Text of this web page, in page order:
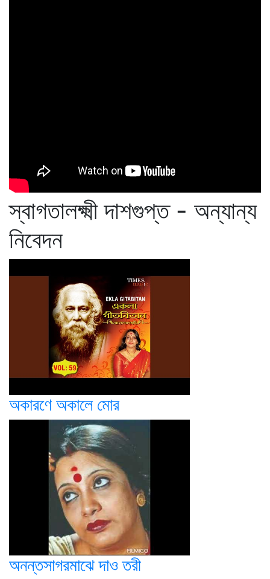
স্বাগতালক্ষ্মী দাশগুপ্ত - অন্যান্য
নিবেদন
অকারণে অকালে মোর
অনন্তসাগরমাঝে দাও তরী